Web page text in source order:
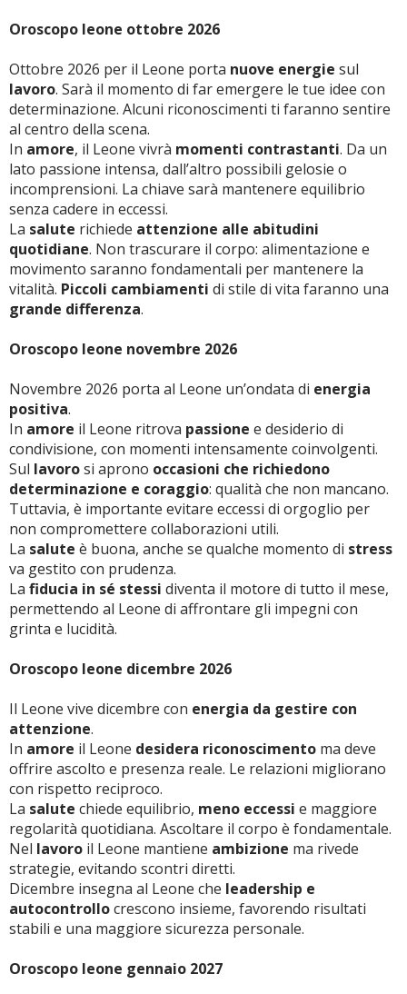
Oroscopo leone ottobre 2026
Ottobre 2026 per il Leone porta nuove energie sul
lavoro. Sarà il momento di far emergere le tue idee con
determinazione. Alcuni riconoscimenti ti faranno sentire
al centro della scena.
In amore, il Leone vivrà momenti contrastanti. Da un
lato passione intensa, dall’altro possibili gelosie o
incomprensioni. La chiave sarà mantenere equilibrio
senza cadere in eccessi.
La salute richiede attenzione alle abitudini
quotidiane. Non trascurare il corpo: alimentazione e
movimento saranno fondamentali per mantenere la
vitalità. Piccoli cambiamenti di stile di vita faranno una
grande differenza.
Oroscopo leone novembre 2026
Novembre 2026 porta al Leone un’ondata di energia
positiva.
In amore il Leone ritrova passione e desiderio di
condivisione, con momenti intensamente coinvolgenti.
Sul lavorosi aprono occasioni che richiedono
determinazione e coraggio: qualità che non mancano.
Tuttavia, è importante evitare eccessi di orgoglio per
non compromettere collaborazioni utili.
La salute è buona, anche se qualche momento di stress
va gestito con prudenza.
La fiducia in sé stessi diventa il motore di tutto il mese,
permettendo al Leone di affrontare gli impegni con
grinta e lucidità.
Oroscopo leone dicembre 2026
Il Leone vive dicembre con energia da gestire con
attenzione.
In amore il Leone desidera riconoscimento ma deve
offrire ascolto e presenza reale. Le relazioni migliorano
con rispetto reciproco.
La salute chiede equilibrio, meno eccessi e maggiore
regolarità quotidiana. Ascoltare il corpo è fondamentale.
Nel lavoro il Leone mantiene ambizione ma rivede
strategie, evitando scontri diretti.
Dicembre insegna al Leone che leadership e
autocontrollocrescono insieme, favorendo risultati
stabili e una maggiore sicurezza personale.
Oroscopo leone gennaio 2027